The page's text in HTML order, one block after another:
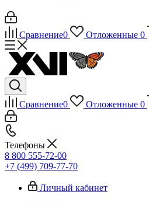
Сравнение0 Отложенные 0
Сравнение0 Отложенные 0
Телефоны
8 800 555-72-00
+7 (499) 709-77-70
Личный кабинет